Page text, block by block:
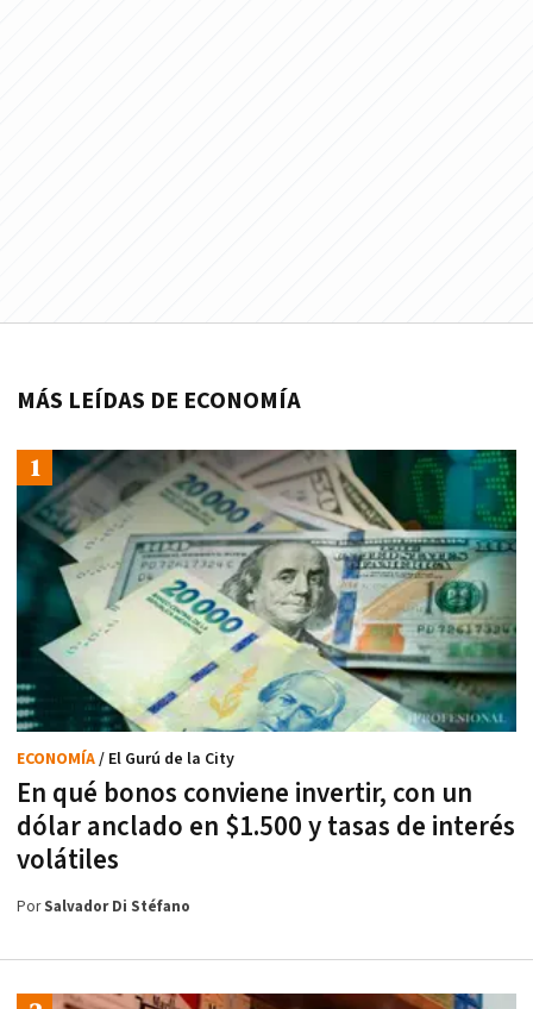
MÁS LEÍDAS DE ECONOMÍA
En qué bonos conviene invertir, con un
dólar anclado en $1.500 y tasas de interés
volátiles
ECONOMÍA/ El Gurú de la City
PorSalvador Di Stéfano